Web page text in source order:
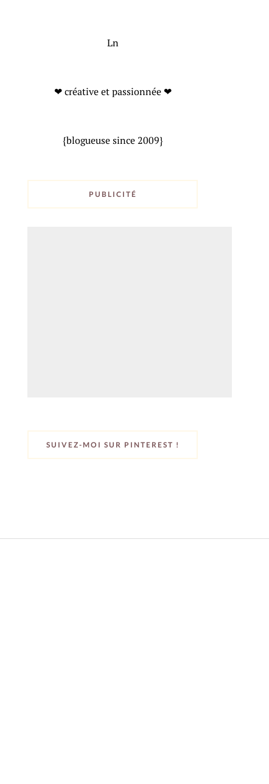
Ln
❤ créative et passionnée ❤
{blogueuse since 2009}
PUBLICITÉ
SUIVEZ-MOI SUR PINTEREST !